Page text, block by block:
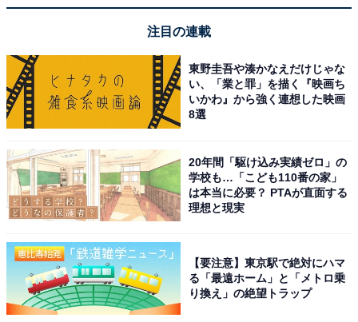
て違うぴよりんに出会うことができるから楽しい」（50
代女性／愛知県）といった声が集まりました。
※回答者からのコメントは原文ママです
※記事内容は執筆時点のものです。最新の内容をご確認
ください
次ページ 15位までのランキング結果を見る
注目の連載
東野圭吾や湊かなえだけじゃな
い、「業と罪」を描く『映画ち
いかわ』から強く連想した映画
8選
20年間「駆け込み実績ゼロ」の
学校も…「こども110番の家」
は本当に必要？ PTAが直面する
理想と現実
【要注意】東京駅で絶対にハマ
る「最遠ホーム」と「メトロ乗
り換え」の絶望トラップ